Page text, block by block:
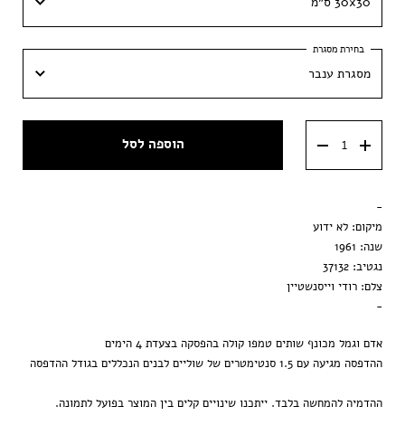
30x30 ס״מ
40x40 ס״מ
50x50 ס״מ
מסגרת ענבר
מסגרת וונגה
הדפסה בלבד
הוספה לסל
-
מיקום: לא ידוע
שנה: 1961
נגטיב: 37132
צלם: רודי וייסנשטיין
-
אדם וגמל מכונף שותים טמפו קולה בהפסקה בצעדת 4 הימים
ההדפסה מגיעה עם 1.5 סנטימטרים של שוליים לבנים הנכללים בגודל ההדפסה
ההדמיה להמחשה בלבד. ייתכנו שינויים קלים בין המוצר בפועל לתמונה.